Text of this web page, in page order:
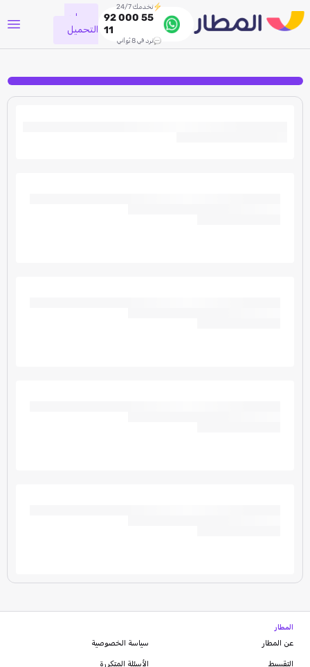
نخدمك 24/7
92 000 55
11
نرد في 8 ثواني
جاري
التحميل
المطار
عن المطار
التقسيط
سياسة الخصوصية
الأسئلة المتكررة